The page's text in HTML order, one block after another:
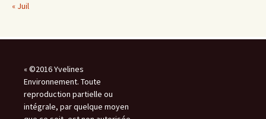
« Juil
« ©2016 Yvelines
Environnement. Toute
reproduction partielle ou
intégrale, par quelque moyen